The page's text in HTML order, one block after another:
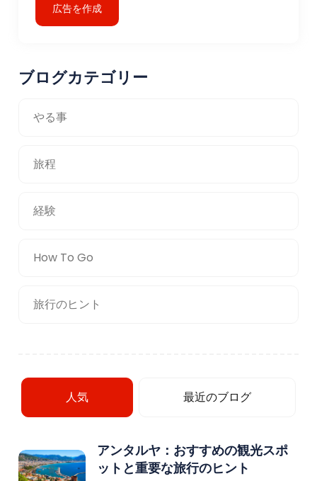
広告を作成
ブログカテゴリー
やる事
旅程
経験
How To Go
旅行のヒント
人気 最近のブログ
アンタルヤ：おすすめの観光スポ
ットと重要な旅行のヒント